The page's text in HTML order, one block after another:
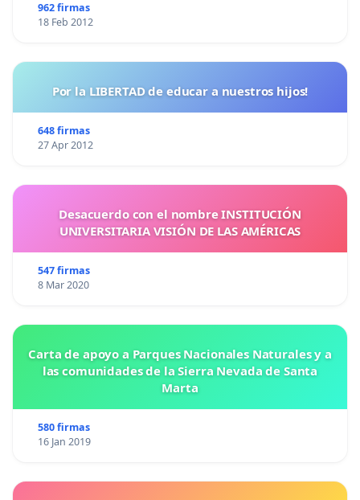
962 firmas
18 Feb 2012
Por la LIBERTAD de educar a nuestros hijos!
648 firmas
27 Apr 2012
Desacuerdo con el nombre INSTITUCIÓN
UNIVERSITARIA VISIÓN DE LAS AMÉRICAS
547 firmas
8 Mar 2020
Carta de apoyo a Parques Nacionales Naturales y a
las comunidades de la Sierra Nevada de Santa
Marta
580 firmas
16 Jan 2019